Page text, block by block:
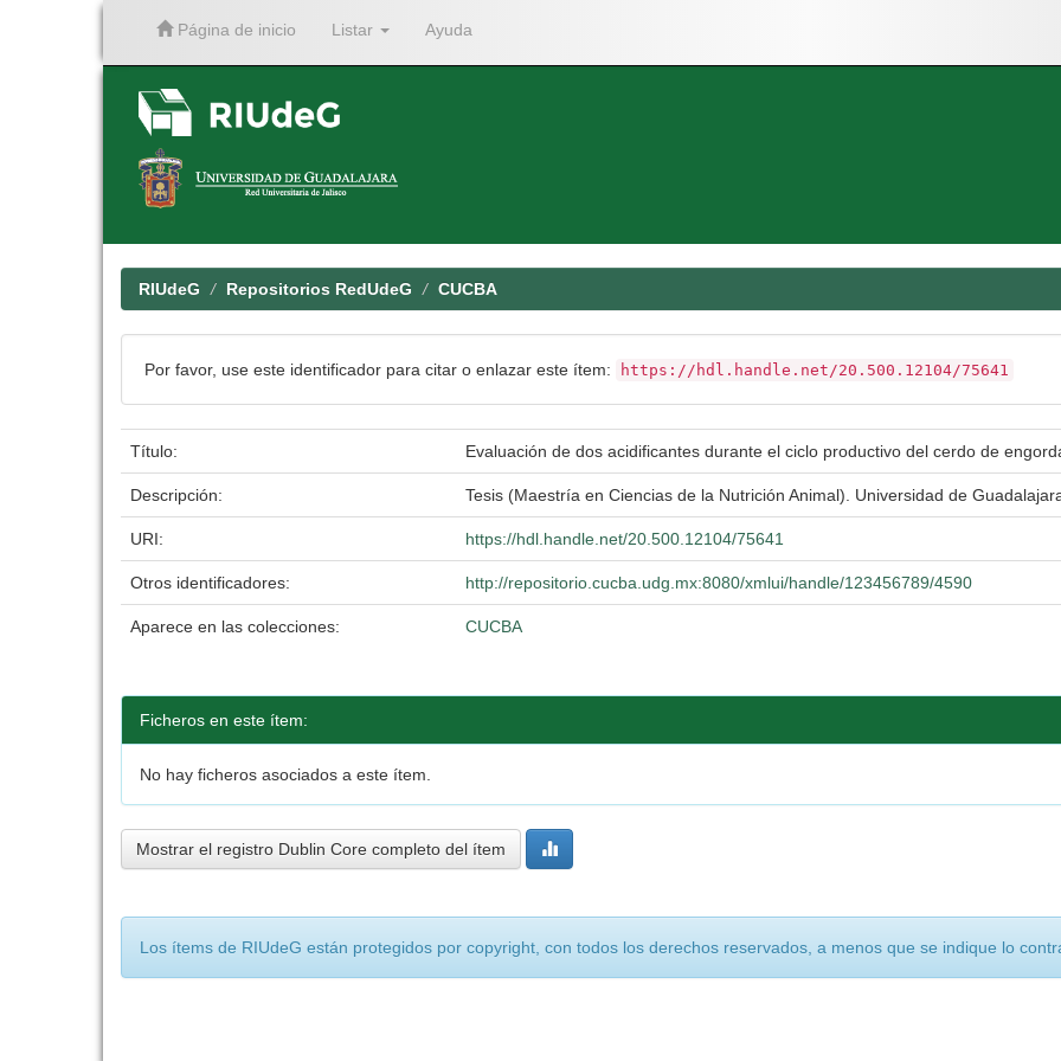
Página de inicio Listar Ayuda
RIUdeG Repositorios RedUdeG CUCBA
Por favor, use este identificador para citar o enlazar este ítem: https://hdl.handle.net/20.500.12104/75641
Título: Evaluación de dos acidificantes durante el ciclo productivo del cerdo de
Descripción: Tesis (Maestría en Ciencias de la Nutrición Animal). Universidad de
URI: https://hdl.handle.net/20.500.12104/75641
Otros identificadores: http://repositorio.cucba.udg.mx:8080/xmlui/handle/123456789/4590
Aparece en las colecciones: CUCBA
Ficheros en este ítem:
No hay ficheros asociados a este ítem.
Mostrar el registro Dublin Core completo del ítem
Los ítems de RIUdeG están protegidos por copyright, con todos los derechos reservados, a menos que se indique lo